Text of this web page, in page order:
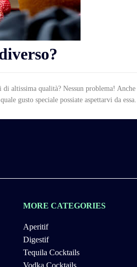
altissima qualità? Nessun problema!
gusto speciale possiate aspettarvi da
MORE CATEGORIES
Aperitif
Digestif
Tequila Cocktails